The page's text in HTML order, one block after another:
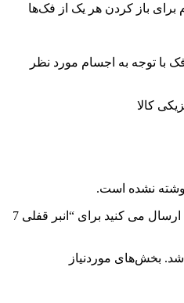
برای باز کردن هر یک از فک‌ها
با توجه به اجسام مورد نظر
کالا
نشده است.
اولین نفری باشید که دیدگاهی را ارسال می کنید برای “انبر قفلی 7
شد. بخش‌های موردنیاز